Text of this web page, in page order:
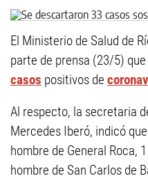
El Ministerio de Salud de
parte de prensa (23/5)
casos positivos de
Al respecto, la secretaria
Mercedes Iberó, indicó
hombre de General Roca,
hombre de San Carlos de